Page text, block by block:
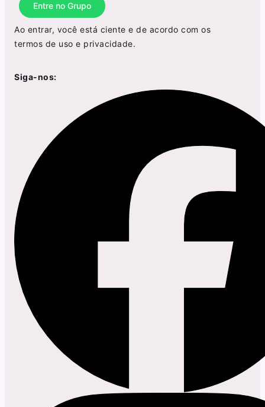
Entre no Grupo
Ao entrar, você está ciente e de acordo com os
termos de uso e privacidade.
Siga-nos: